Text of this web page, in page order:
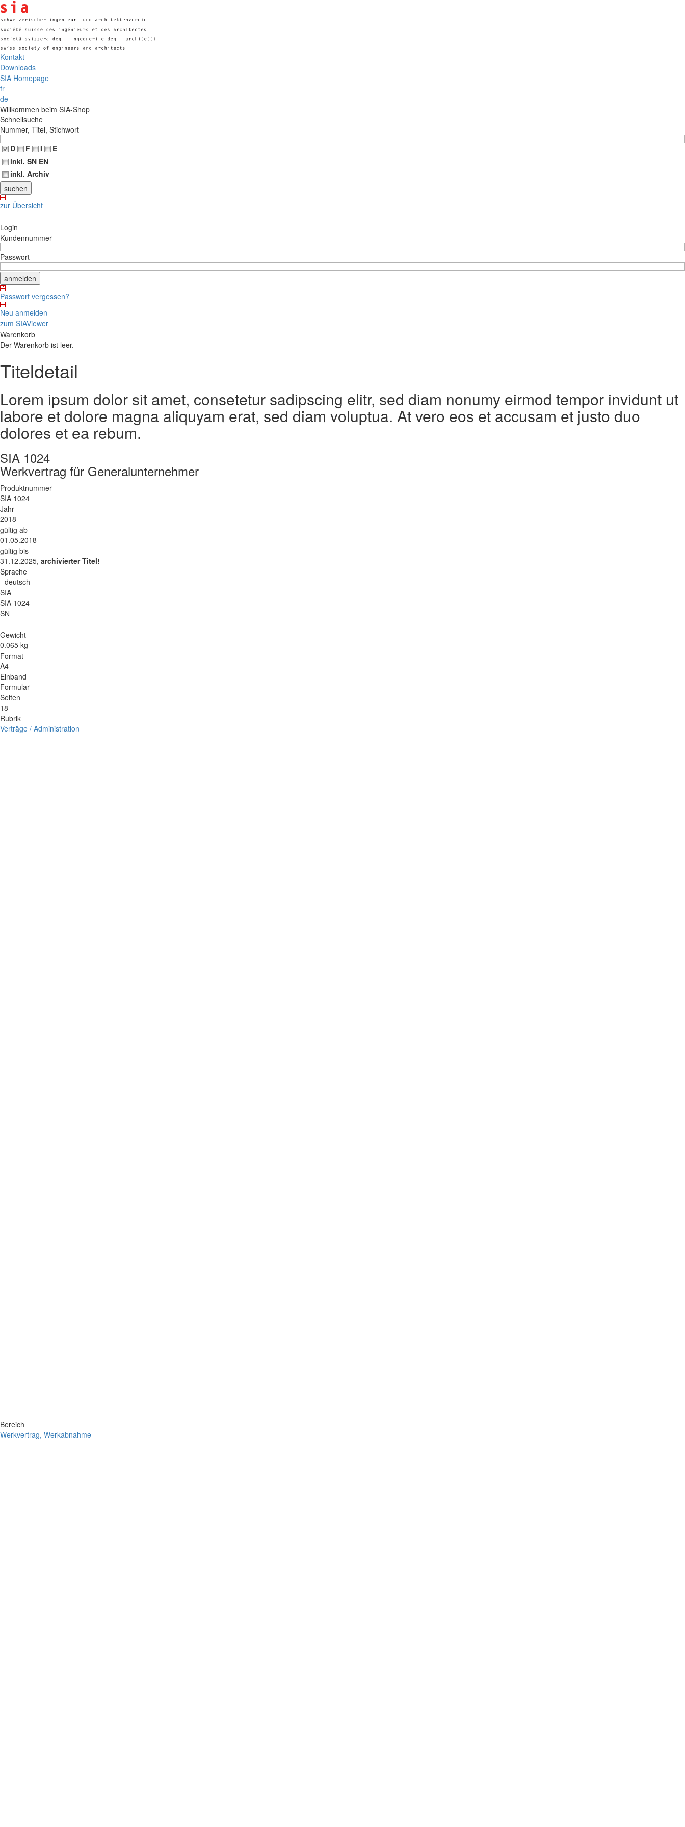
Kontakt
Downloads
SIA Homepage
fr
de
Willkommen beim SIA-Shop
Schnellsuche
Nummer, Titel, Stichwort
D
F I
E
inkl. SN EN
inkl. Archiv
zur Übersicht
Login
Kundennummer
Passwort
Passwort vergessen?
Neu anmelden
zum SIAViewer
Warenkorb
Der Warenkorb ist leer.
Titeldetail
Lorem ipsum dolor sit amet, consetetur sadipscing elitr, sed diam nonumy eirmod tempor invidunt ut
labore et dolore magna aliquyam erat, sed diam voluptua. At vero eos et accusam et justo duo
dolores et ea rebum.
SIA 1024
Werkvertrag für Generalunternehmer
Produktnummer
SIA 1024
Jahr
2018
gültig ab
01.05.2018
gültig bis
31.12.2025, archivierter Titel!
Sprache
- deutsch
SIA
SIA 1024
SN
Gewicht
0.065 kg
Format
A4
Einband
Formular
Seiten
18
Rubrik
Verträge / Administration
Bereich
Werkvertrag, Werkabnahme